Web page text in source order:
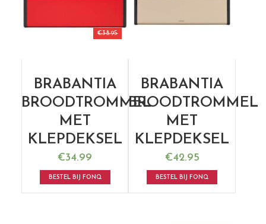
BRABANTIA
BROODTROMMEL
MET
KLEPDEKSEL
€38.95
€34.99
BESTEL BIJ FONQ
BRABANTIA
BROODTROMMEL
MET
KLEPDEKSEL
€42.95
BESTEL BIJ FONQ